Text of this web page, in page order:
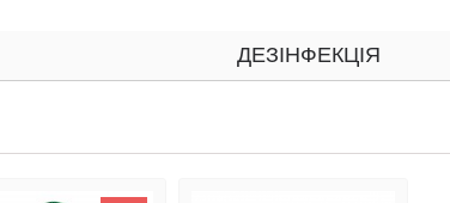
ДЕЗІНФЕКЦІЯ